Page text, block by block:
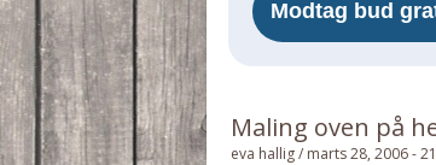
Modtag bud
Maling oven på
eva hallig/ marts 28, 2006 -